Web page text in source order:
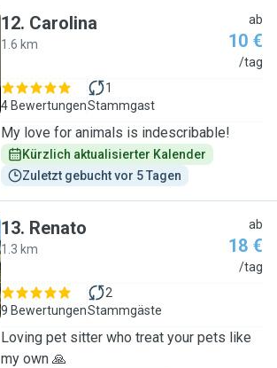
12. Carolina
1.6 km
ab
10 €
/tag
4 Bewertungen
1
Stammgast
My love for animals is indescribable!
Kürzlich aktualisierter Kalender
Zuletzt gebucht vor 5 Tagen
13. Renato
1.3 km
ab
18 €
/tag
9 Bewertungen
2
Stammgäste
Loving pet sitter who treat your pets like
my own 🙏